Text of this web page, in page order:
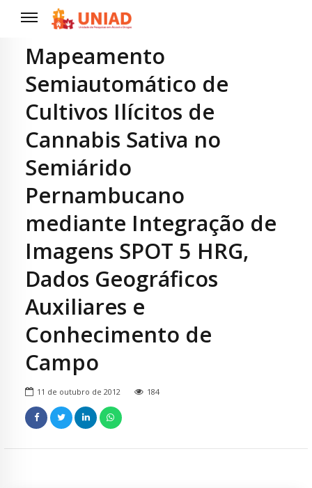
Mapeamento
Semiautomático de
Cultivos Ilícitos de
Cannabis Sativa no
Semiárido
Pernambucano
mediante Integração de
Imagens SPOT 5 HRG,
Dados Geográficos
Auxiliares e
Conhecimento de
Campo
11 de outubro de 2012 184